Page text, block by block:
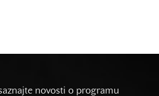
novosti o programu